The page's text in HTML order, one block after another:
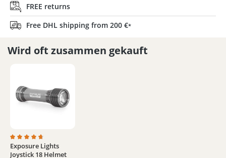
FREE returns
Free DHL shipping from 200 €*
Wird oft zusammen gekauft
Average rating of 4.8 out of 5 stars
Exposure Lights
Joystick 18 Helmet